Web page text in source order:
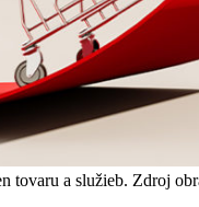
tovaru a služieb. Zdroj